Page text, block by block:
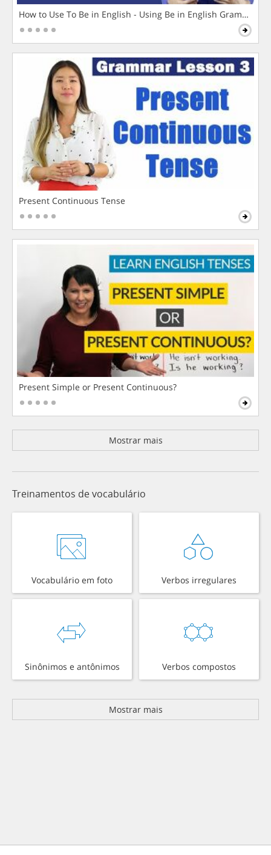
How to Use To Be in English - Using Be in English Grammar
Present Continuous Tense
Present Simple or Present Continuous?
Mostrar mais
Treinamentos de vocabulário
Vocabulário em foto Verbos irregulares
Sinônimos e antônimos Verbos compostos
Mostrar mais